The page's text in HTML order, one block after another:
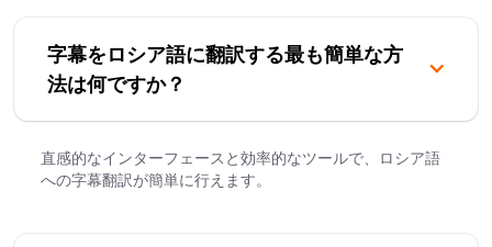
字幕をロシア語に翻訳する最も簡単な方
法は何ですか？
直感的なインターフェースと効率的なツールで、ロシア語
への字幕翻訳が簡単に行えます。